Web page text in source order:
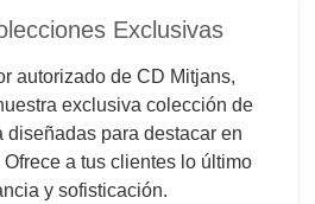
Exclusivas
autorizado de CD Mitjans,
exclusiva colección de
diseñadas para destacar en
a tus clientes lo último
y sofisticación.